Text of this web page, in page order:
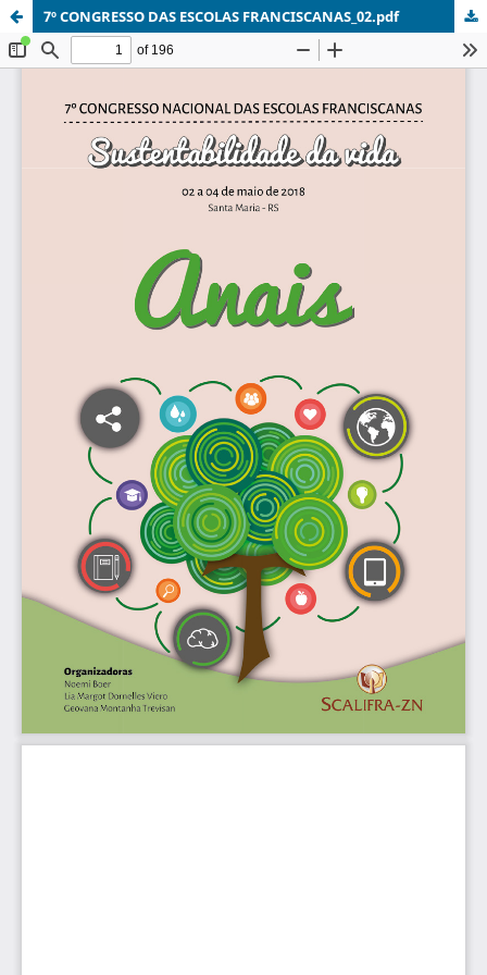
7º CONGRESSO DAS ESCOLAS FRANCISCANAS_02.pdf